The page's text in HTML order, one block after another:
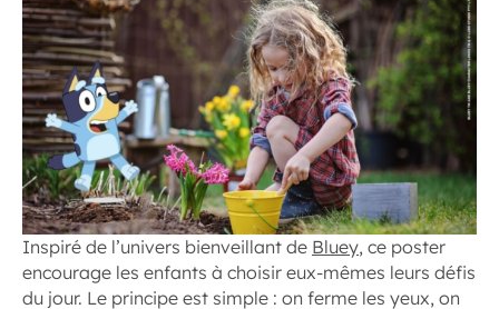
Inspiré de l’univers bienveillant de Bluey, ce poster
encourage les enfants à choisir eux-mêmes leurs défis
du jour. Le principe est simple : on ferme les yeux, on